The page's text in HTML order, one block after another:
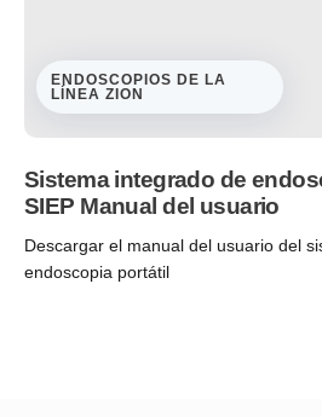
ENDOSCOPIOS DE LA
LÍNEA ZION
Sistema integrado de
SIEP Manual del usuario
Descargar el manual del usuario del
endoscopia portátil